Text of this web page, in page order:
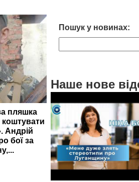
пляшка
Андрій
бої за
Пошук у новинах:
Наше нове